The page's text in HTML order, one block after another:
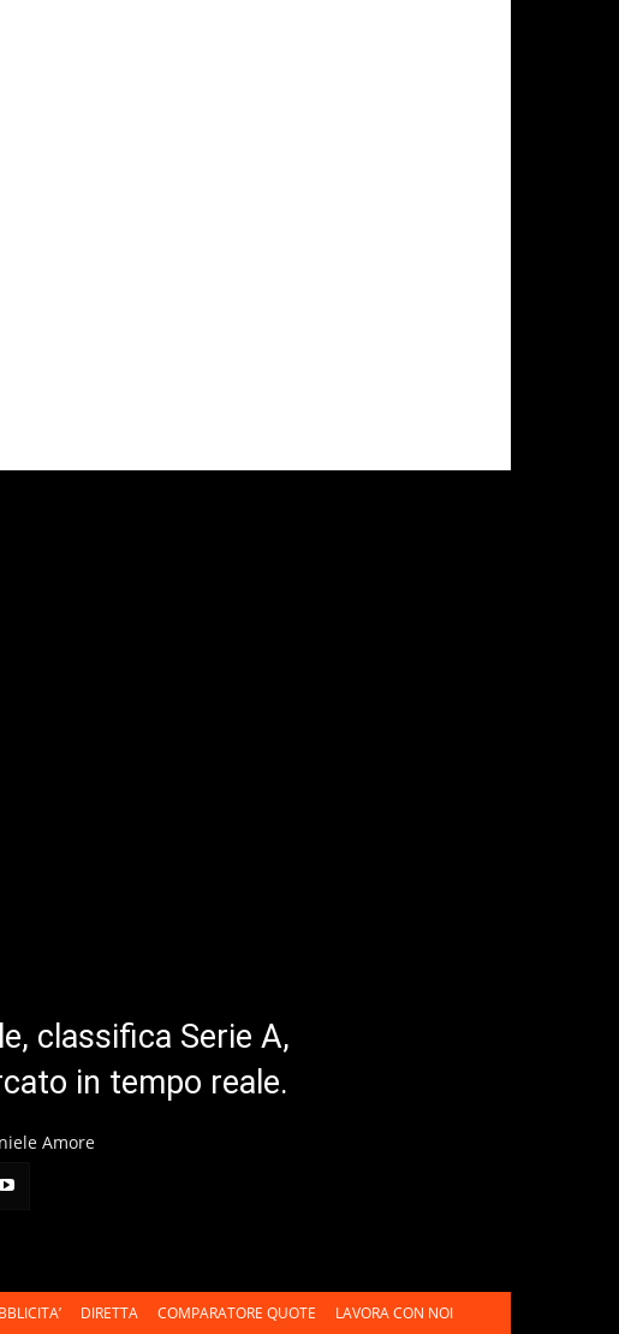
classifica Serie A,
in tempo reale.
Amore
DIRETTA COMPARATORE QUOTE LAVORA CON NOI